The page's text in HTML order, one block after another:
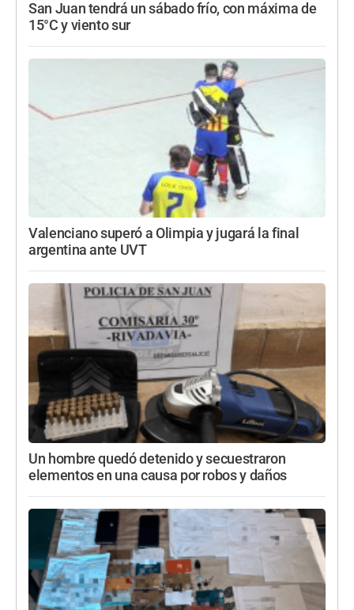
San Juan tendrá un sábado frío, con máxima de
15°C y viento sur
Valenciano superó a Olimpia y jugará la final
argentina ante UVT
Un hombre quedó detenido y secuestraron
elementos en una causa por robos y daños